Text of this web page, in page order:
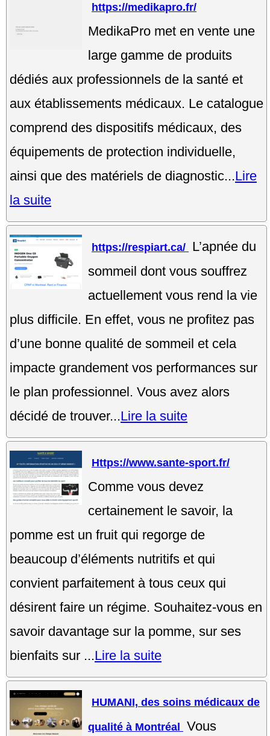
https://medikapro.fr/
MedikaPro met en vente une
large gamme de produits
dédiés aux professionnels de la santé et
aux établissements médicaux. Le catalogue
comprend des dispositifs médicaux, des
équipements de protection individuelle,
ainsi que des matériels de diagnostic...Lire
la suite
https://respiart.ca/ L’apnée du
sommeil dont vous souffrez
actuellement vous rend la vie
plus difficile. En effet, vous ne profitez pas
d’une bonne qualité de sommeil et cela
impacte grandement vos performances sur
le plan professionnel. Vous avez alors
décidé de trouver...Lire la suite
Https://www.sante-sport.fr/
Comme vous devez
certainement le savoir, la
pomme est un fruit qui regorge de
beaucoup d’éléments nutritifs et qui
convient parfaitement à tous ceux qui
désirent faire un régime. Souhaitez-vous en
savoir davantage sur la pomme, sur ses
bienfaits sur ...Lire la suite
HUMANI, des soins médicaux de
qualité à Montréal Vous